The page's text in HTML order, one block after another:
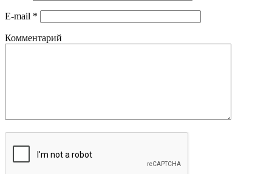
E-mail *
Комментарий